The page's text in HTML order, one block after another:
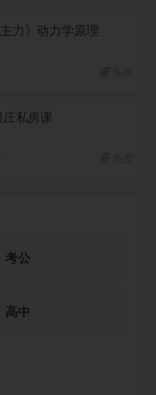
力》动力学原理
私房课
考公
高中